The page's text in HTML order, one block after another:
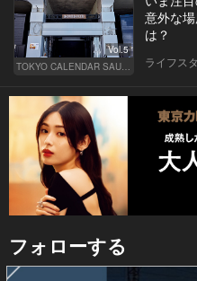
Vol.5
意外な
は？
ライフス
フォローする